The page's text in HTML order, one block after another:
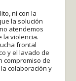
ni con la
la solución
atendemos
la violencia.
frontal
y el lavado de
compromiso de
colaboración y